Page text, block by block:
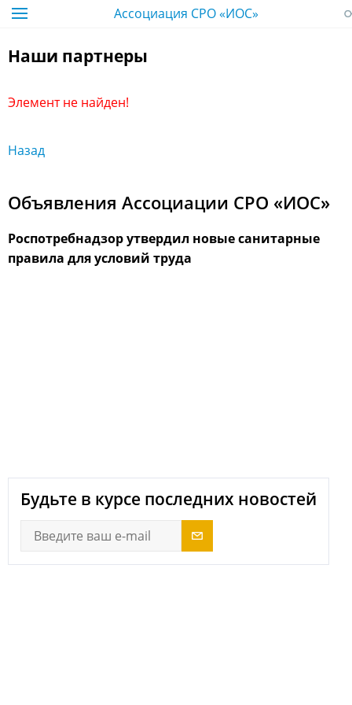
Ассоциация СРО «ИОС»
Наши партнеры
Элемент не найден!
Назад
Объявления Ассоциации СРО «ИОС»
Роспотребнадзор утвердил новые санитарные
правила для условий труда
Будьте в курсе последних новостей